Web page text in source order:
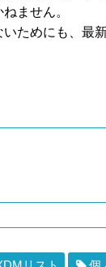
ません。
ためにも、最